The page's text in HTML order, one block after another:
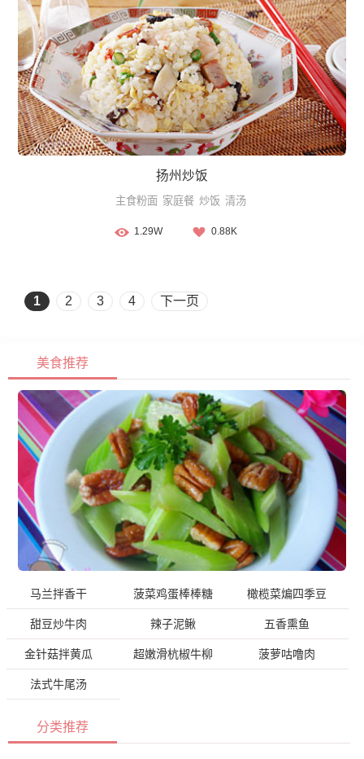
扬州炒饭
主食粉面 家庭餐 炒饭 清汤
1.29W 0.88K
1 2 3 4 下一页
美食推荐
马兰拌香干 菠菜鸡蛋棒棒糖 橄榄菜煸四季豆
甜豆炒牛肉 辣子泥鳅 五香熏鱼
金针菇拌黄瓜 超嫩滑杭椒牛柳 菠萝咕噜肉
法式牛尾汤
分类推荐